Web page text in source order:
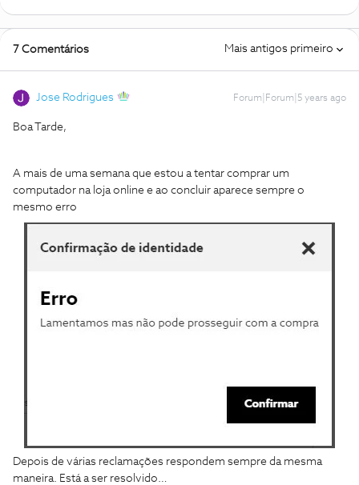
7 Comentários Mais antigos primeiro
Jose Rodrigues Forum|Forum|5 years ago
Boa Tarde,
A mais de uma semana que estou a tentar comprar um
computador na loja online e ao concluir aparece sempre o
mesmo erro
Depois de várias reclamações respondem sempre da mesma
maneira. Está a ser resolvido…